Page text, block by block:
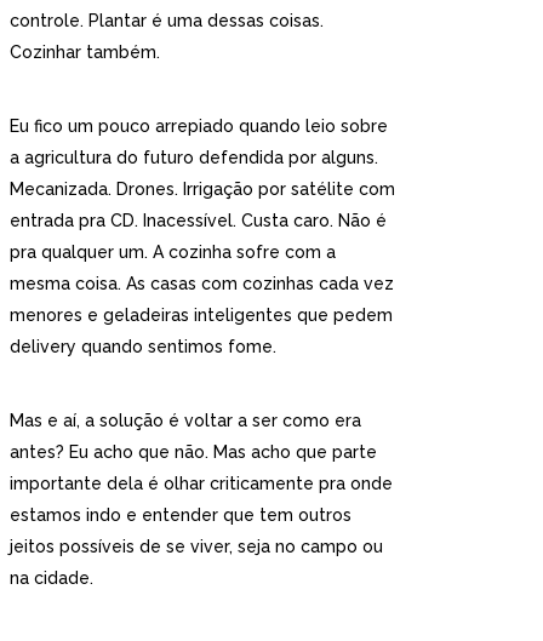
controle. Plantar é uma dessas coisas.
Cozinhar também.
Eu fico um pouco arrepiado quando leio sobre
a agricultura do futuro defendida por alguns.
Mecanizada. Drones. Irrigação por satélite com
entrada pra CD. Inacessível. Custa caro. Não é
pra qualquer um. A cozinha sofre com a
mesma coisa. As casas com cozinhas cada vez
menores e geladeiras inteligentes que pedem
delivery quando sentimos fome.
Mas e aí, a solução é voltar a ser como era
antes? Eu acho que não. Mas acho que parte
importante dela é olhar criticamente pra onde
estamos indo e entender que tem outros
jeitos possíveis de se viver, seja no campo ou
na cidade.